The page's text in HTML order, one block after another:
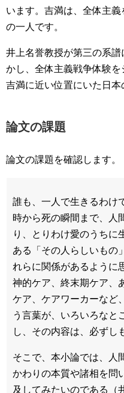
います。吉満は、全体主
の一人です。
井上名誉教授が第三の系
かし、全体主義戦争体験
吉満に近い位置にいた日本
論文の課題
論文の課題を確認します。
誰も、一人で生きるわけ
時から死の瞬間まで、人
り、とりわけ愛のうちに
ある「その人らしいもの
れらに関係があるように
神的ケア、終末期ケア、
ケア、ケアワーカーなど
う言葉が、いろいろなと
し、その内容は、必ずし
そこで、本小論では、人
かわりの本質や諸相を問
及してみたいのである（